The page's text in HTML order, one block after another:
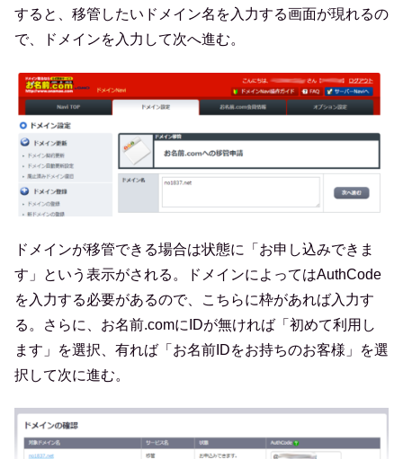
すると、移管したいドメイン名を入力する画面が現れるの
で、ドメインを入力して次へ進む。
ドメインが移管できる場合は状態に「お申し込みできま
す」という表示がされる。ドメインによってはAuthCode
を入力する必要があるので、こちらに枠があれば入力す
る。さらに、お名前.comにIDが無ければ「初めて利用し
ます」を選択、有れば「お名前IDをお持ちのお客様」を選
択して次に進む。